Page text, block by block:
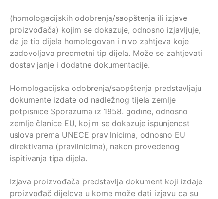
(homologacijskih odobrenja/saopštenja ili izjave
proizvođača) kojim se dokazuje, odnosno izjavljuje,
da je tip dijela homologovan i nivo zahtjeva koje
zadovoljava predmetni tip dijela. Može se zahtjevati
dostavljanje i dodatne dokumentacije.
Homologacijska odobrenja/saopštenja predstavljaju
dokumente izdate od nadležnog tijela zemlje
potpisnice Sporazuma iz 1958. godine, odnosno
zemlje članice EU, kojim se dokazuje ispunjenost
uslova prema UNECE pravilnicima, odnosno EU
direktivama (pravilnicima), nakon provedenog
ispitivanja tipa dijela.
Izjava proizvođača predstavlja dokument koji izdaje
proizvođač dijelova u kome može dati izjavu da su